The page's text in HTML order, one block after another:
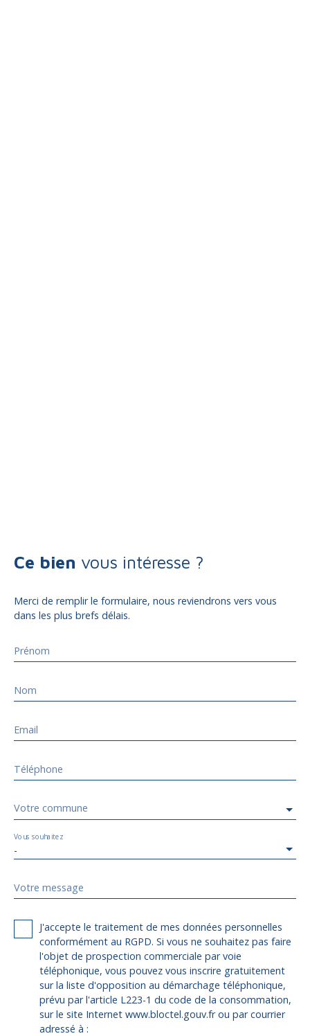
Ce bien vous intéresse ?
Merci de remplir le formulaire, nous reviendrons vers vous
dans les plus brefs délais.
Prénom
Nom
Email
Téléphone
Votre commune
-
Vous souhaitez
Votre message
J'accepte le traitement de mes données personnelles
conformément au RGPD. Si vous ne souhaitez pas faire
l'objet de prospection commerciale par voie
téléphonique, vous pouvez vous inscrire gratuitement
sur la liste d'opposition au démarchage téléphonique,
prévu par l'article L223-1 du code de la consommation,
sur le site Internet www.bloctel.gouv.fr ou par courrier
adressé à :